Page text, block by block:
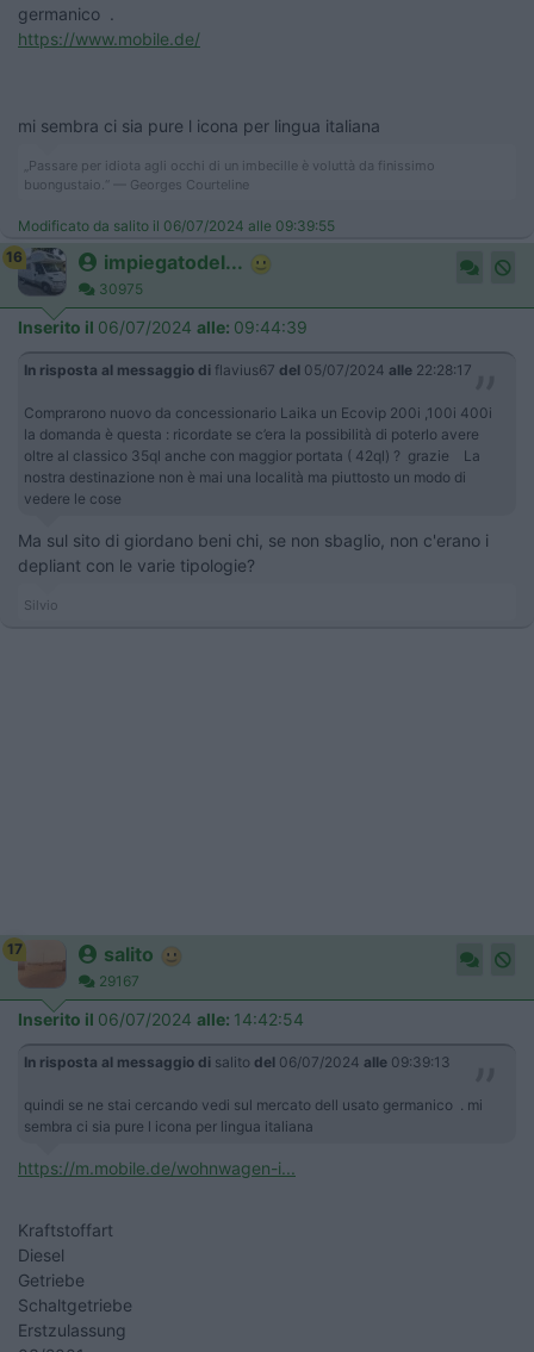
germanico .
https://www.mobile.de/
mi sembra ci sia pure l icona per lingua italiana
„Passare per idiota agli occhi di un imbecille è voluttà da finissimo
buongustaio.“ — Georges Courteline
Modificato da salito il 06/07/2024 alle 09:39:55
16
impiegatodel...
30975
Inserito il 06/07/2024 alle: 09:44:39
In risposta al messaggio di flavius67 del 05/07/2024 alle 22:28:17
Comprarono nuovo da concessionario Laika un Ecovip 200i ,100i 400i
la domanda è questa : ricordate se c’era la possibilità di poterlo avere
oltre al classico 35ql anche con maggior portata ( 42ql) ? grazie La
nostra destinazione non è mai una località ma piuttosto un modo di
vedere le cose
Ma sul sito di giordano beni chi, se non sbaglio, non c'erano i
depliant con le varie tipologie?
Silvio
17 salito
29167
Inserito il 06/07/2024 alle: 14:42:54
In risposta al messaggio di salito del 06/07/2024 alle 09:39:13
quindi se ne stai cercando vedi sul mercato dell usato germanico . mi
sembra ci sia pure l icona per lingua italiana
https://m.mobile.de/wohnwagen-i...
Kraftstoffart
Diesel
Getriebe
Schaltgetriebe
Erstzulassung